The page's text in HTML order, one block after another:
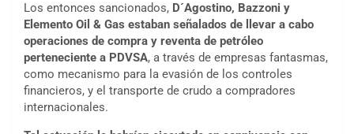
Los entonces sancionados, D´Agostino, Bazzoni y
Elemento Oil & Gas estaban señalados de llevar a cabo
operaciones de compra y reventa de petróleo
perteneciente a PDVSA, a través de empresas fantasmas,
como mecanismo para la evasión de los controles
financieros, y el transporte de crudo a compradores
internacionales.